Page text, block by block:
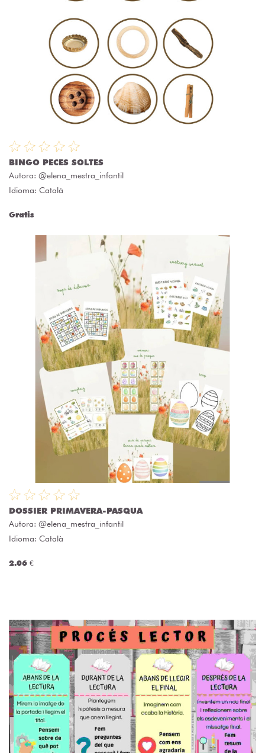
BINGO PECES SOLTES
Autora: @elena_mestra_infantil
Idioma: Català
Gratis
DOSSIER PRIMAVERA-PASQUA
Autora: @elena_mestra_infantil
Idioma: Català
2.06 €